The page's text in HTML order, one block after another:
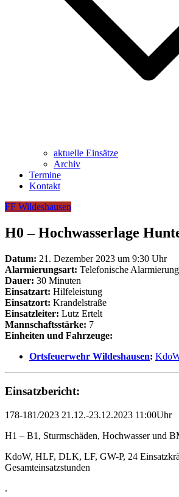
aktuelle Einsätze
Archiv
Termine
Kontakt
FF Wildeshausen
H0 – Hochwasserlage
Datum: 21. Dezember 2023 um 9:30 Uhr
Alarmierungsart: Telefonische Alarmierung
Dauer: 30 Minuten
Einsatzart: Hilfeleistung
Einsatzort: Krandelstraße
Einsatzleiter: Lutz Ertelt
Mannschaftsstärke: 7
Einheiten und Fahrzeuge:
Ortsfeuerwehr Wildeshausen:
Einsatzbericht:
178-181/2023 21.12.-23.12.2023 11:00Uhr
H1 – B1, Sturmschäden, Hochwasser und
KdoW, HLF, DLK, LF, GW-P, 24
Gesamteinsatzstunden
.